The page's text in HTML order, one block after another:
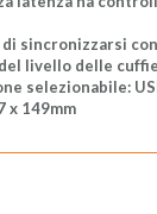
di sincronizzarsi
livello delle cuffie
selezionabile:
x 149mm